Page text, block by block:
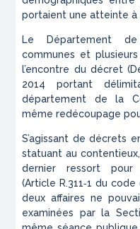
portaient une atteinte à
Le Département de
communes et
l’encontre du décret
2014 portant
département de la
même redécoupage
S’agissant de décrets
statuant au
dernier ressort
(Article R.311‑1 du
deux affaires ne
examinées par la